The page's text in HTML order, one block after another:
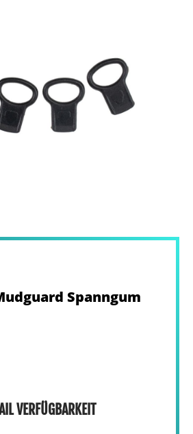
Spanngum
VERFÜGBARKEIT